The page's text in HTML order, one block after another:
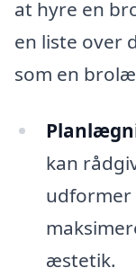
at hyre en
en liste over
som en
kan
udformer
æstetik.